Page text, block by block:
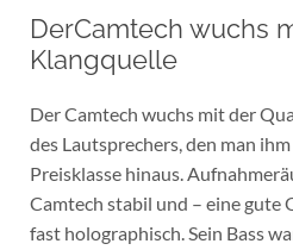
DerCamtech wuchs
Klangquelle
Der Camtech wuchs mit der
des Lautsprechers, den man
Preisklasse hinaus.
Camtech stabil und – eine gute
fast holographisch. Sein Bass